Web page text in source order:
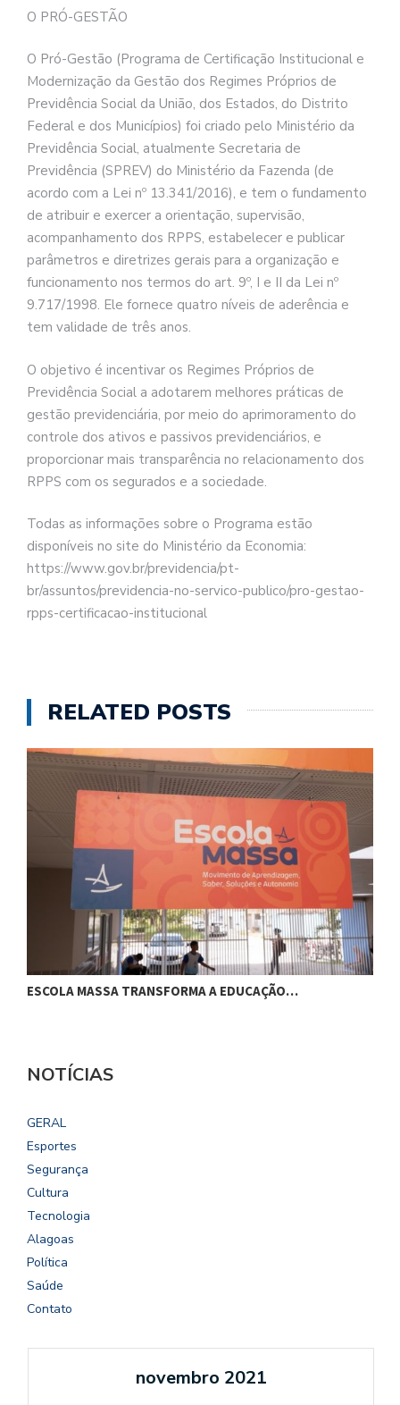
O PRÓ-GESTÃO
O Pró-Gestão (Programa de Certificação Institucional e
Modernização da Gestão dos Regimes Próprios de
Previdência Social da União, dos Estados, do Distrito
Federal e dos Municípios) foi criado pelo Ministério da
Previdência Social, atualmente Secretaria de
Previdência (SPREV) do Ministério da Fazenda (de
acordo com a Lei nº 13.341/2016), e tem o fundamento
de atribuir e exercer a orientação, supervisão,
acompanhamento dos RPPS, estabelecer e publicar
parâmetros e diretrizes gerais para a organização e
funcionamento nos termos do art. 9º, I e II da Lei nº
9.717/1998. Ele fornece quatro níveis de aderência e
tem validade de três anos.
O objetivo é incentivar os Regimes Próprios de
Previdência Social a adotarem melhores práticas de
gestão previdenciária, por meio do aprimoramento do
controle dos ativos e passivos previdenciários, e
proporcionar mais transparência no relacionamento dos
RPPS com os segurados e a sociedade.
Todas as informações sobre o Programa estão
disponíveis no site do Ministério da Economia:
https://www.gov.br/previdencia/pt-
br/assuntos/previdencia-no-servico-publico/pro-gestao-
rpps-certificacao-institucional
RELATED POSTS
ESCOLA MASSA TRANSFORMA A EDUCAÇÃO…
NOTÍCIAS
GERAL
Esportes
Segurança
Cultura
Tecnologia
Alagoas
Política
Saúde
Contato
novembro 2021